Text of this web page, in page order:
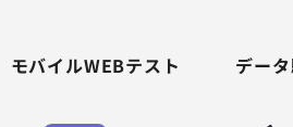
モバイルWEBテスト デー